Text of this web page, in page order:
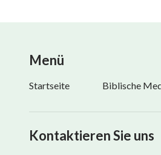
Menü
Startseite Biblische
Kontaktieren Sie uns